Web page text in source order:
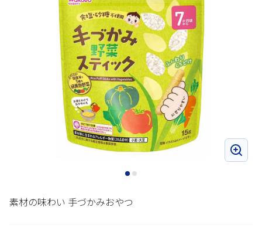
素材の味わい 手づかみおやつ